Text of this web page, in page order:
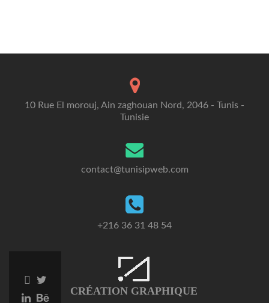
10 Rue El morouj, Ain zaghouan Nord, 2046 - Tunis -
Tunisie
contact@tunisipweb.com
+216 36 31 48 54
Facebook
link
Twitter
LinkedinBehance
CRÉATION GRAPHIQUE